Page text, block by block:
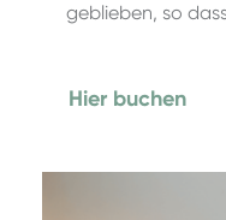
geblieben, so
Hier buchen